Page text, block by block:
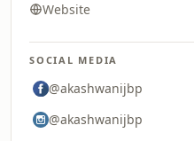
Website
SOCIAL MEDIA
@akashwanijbp
@akashwanijbp